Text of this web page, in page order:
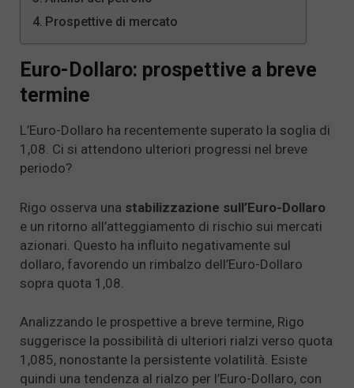
Prospettive di mercato
Euro-Dollaro: prospettive a breve
termine
L’Euro-Dollaro ha recentemente superato la soglia di
1,08. Ci si attendono ulteriori progressi nel breve
periodo?
Rigo osserva una stabilizzazione sull’Euro-Dollaro
e un ritorno all’atteggiamento di rischio sui mercati
azionari. Questo ha influito negativamente sul
dollaro, favorendo un rimbalzo dell’Euro-Dollaro
sopra quota 1,08.
Analizzando le prospettive a breve termine, Rigo
suggerisce la possibilità di ulteriori rialzi verso quota
1,085, nonostante la persistente volatilità. Esiste
quindi una tendenza al rialzo per l’Euro-Dollaro, con